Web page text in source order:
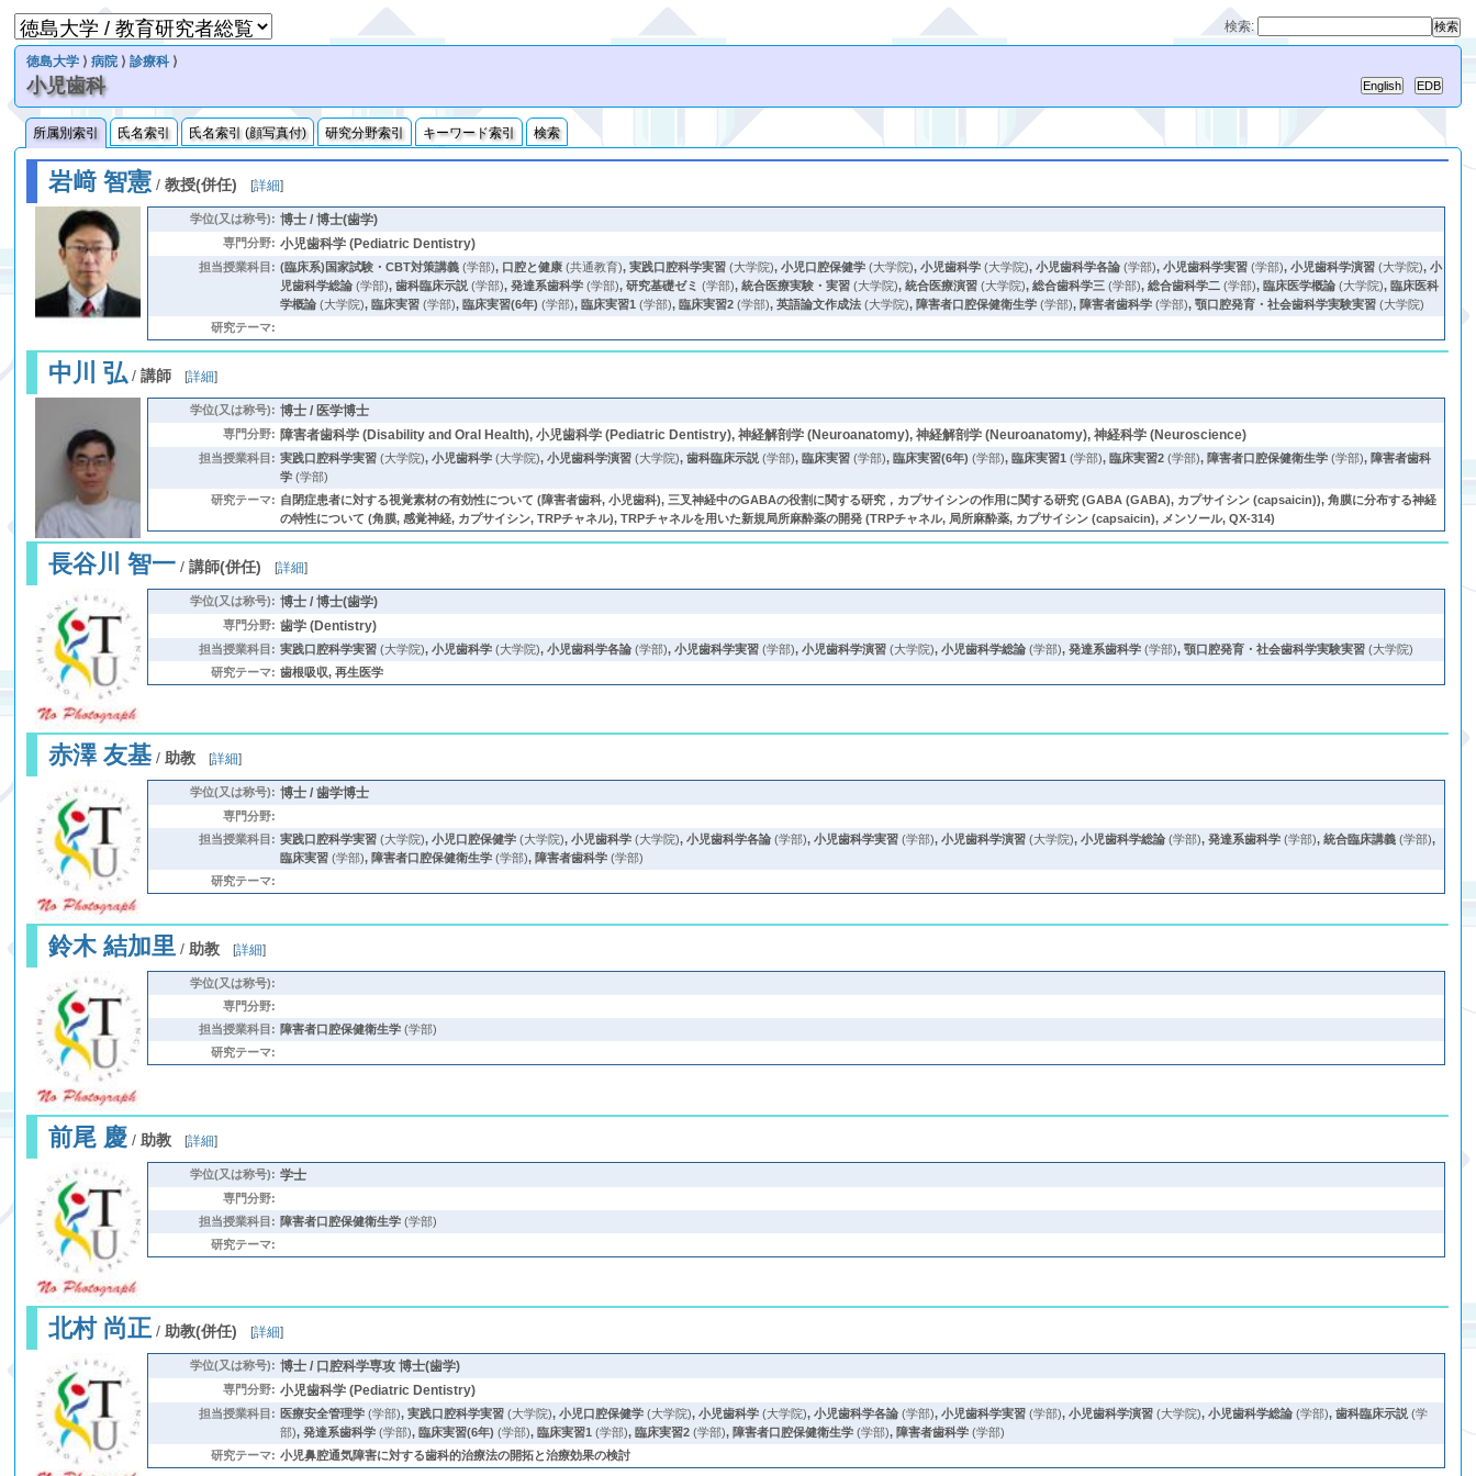
検索:
徳島大学 ⟩病院 ⟩診療科 ⟩
小児歯科
所属別索引 氏名索引 氏名索引 (顔写真付) 研究分野索引 キーワード索引 検索
岩﨑 智憲 /教授(併任) [詳細]
学位(又は称号): 博士 / 博士(歯学)
専門分野: 小児歯科学 (Pediatric Dentistry)
担当授業科目: (臨床系)国家試験・CBT対策講義 (学部), 口腔と健康 (共通教育),実践口腔科学実習 (大学院),小児口腔保健学 (大学院),小児歯科学 (大学院),小児歯科学各論 (学部),小児歯科学実習 (学部),小児歯科学演習 (大学院),小
児歯科学総論 (学部),歯科臨床示説 (学部),発達系歯科学 (学部),研究基礎ゼミ (学部),統合医療実験・実習 (大学院),統合医療演習 (大学院),総合歯科学三 (学部),総合歯科学二 (学部),臨床医学概論 (大学院),臨床医科
学概論 (大学院),臨床実習 (学部),臨床実習(6年) (学部),臨床実習1 (学部),臨床実習2 (学部),英語論文作成法 (大学院), 障害者口腔保健衛生学 (学部), 障害者歯科学 (学部),顎口腔発育・社会歯科学実験実習 (大学院)
研究テーマ:
中川 弘 /講師 [詳細]
学位(又は称号): 博士 / 医学博士
専門分野: 障害者歯科学 (Disability and Oral Health), 小児歯科学 (Pediatric Dentistry), 神経解剖学 (Neuroanatomy), 神経解剖学 (Neuroanatomy), 神経科学 (Neuroscience)
担当授業科目: 実践口腔科学実習 (大学院),小児歯科学 (大学院),小児歯科学演習 (大学院),歯科臨床示説 (学部),臨床実習 (学部),臨床実習(6年) (学部),臨床実習1 (学部),臨床実習2 (学部), 障害者口腔保健衛生学 (学部), 障害者歯科
学 (学部)
研究テーマ: 自閉症患者に対する視覚素材の有効性について (障害者歯科, 小児歯科), 三叉神経中のGABAの役割に関する研究，カプサイシンの作用に関する研究 (GABA (GABA), カプサイシン (capsaicin)), 角膜に分布する神経
の特性について (角膜, 感覚神経, カプサイシン, TRPチャネル), TRPチャネルを用いた新規局所麻酔薬の開発 (TRPチャネル, 局所麻酔薬, カプサイシン (capsaicin), メンソール, QX-314)
長谷川 智一 /講師(併任) [詳細]
学位(又は称号): 博士 / 博士(歯学)
専門分野: 歯学 (Dentistry)
担当授業科目: 実践口腔科学実習 (大学院),小児歯科学 (大学院),小児歯科学各論 (学部),小児歯科学実習 (学部),小児歯科学演習 (大学院),小児歯科学総論 (学部),発達系歯科学 (学部),顎口腔発育・社会歯科学実験実習 (大学院)
研究テーマ: 歯根吸収, 再生医学
赤澤 友基 / 助教 [詳細]
学位(又は称号): 博士 / 歯学博士
専門分野:
担当授業科目: 実践口腔科学実習 (大学院),小児口腔保健学 (大学院),小児歯科学 (大学院),小児歯科学各論 (学部),小児歯科学実習 (学部),小児歯科学演習 (大学院),小児歯科学総論 (学部),発達系歯科学 (学部),統合臨床講義 (学部),
臨床実習 (学部), 障害者口腔保健衛生学 (学部), 障害者歯科学 (学部)
研究テーマ:
鈴木 結加里 / 助教 [詳細]
学位(又は称号):
専門分野:
担当授業科目: 障害者口腔保健衛生学 (学部)
研究テーマ:
前尾 慶 / 助教 [詳細]
学位(又は称号): 学士
専門分野:
担当授業科目: 障害者口腔保健衛生学 (学部)
研究テーマ:
北村 尚正 / 助教(併任) [詳細]
学位(又は称号): 博士 / 口腔科学専攻 博士(歯学)
専門分野: 小児歯科学 (Pediatric Dentistry)
担当授業科目: 医療安全管理学 (学部),実践口腔科学実習 (大学院),小児口腔保健学 (大学院),小児歯科学 (大学院),小児歯科学各論 (学部),小児歯科学実習 (学部),小児歯科学演習 (大学院),小児歯科学総論 (学部),歯科臨床示説 (学
部),発達系歯科学 (学部),臨床実習(6年) (学部),臨床実習1 (学部),臨床実習2 (学部), 障害者口腔保健衛生学 (学部), 障害者歯科学 (学部)
研究テーマ: 小児鼻腔通気障害に対する歯科的治療法の開拓と治療効果の検討